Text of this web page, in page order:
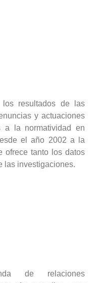
los resultados de las
y actuaciones
a la normatividad en
el año 2002 a la
ofrece tanto los datos
las investigaciones.
de relaciones